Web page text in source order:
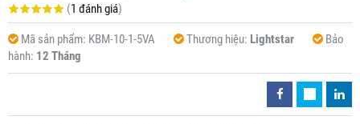
(1 đánh giá)
Mã sản phẩm: KBM-10-1-5VA Thương hiệu: Lightstar
Bảo
hành: 12 Tháng